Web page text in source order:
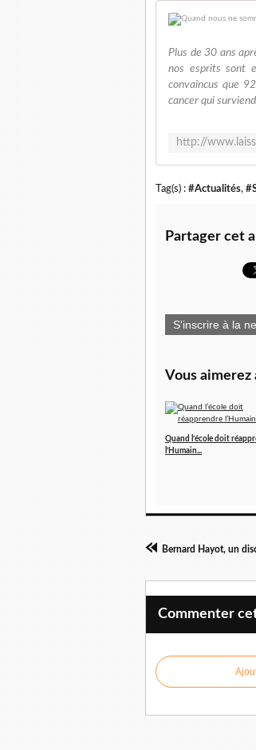
Plus de 30 ans
nos esprits sont
convaincus que
cancer qui
Tag(s) : #Actualités,
Partager cet
S'inscrire à la
Vous aimerez
Quand l’école doit
l’Humain...
Commenter